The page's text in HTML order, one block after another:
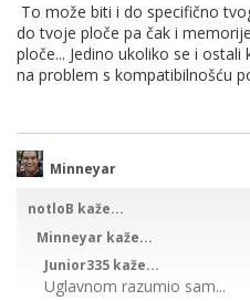
Dobio sam ryzen 7 5700x3d
kupiti, a na vecini pise da je
upgrade biosa... znaci
koja ima mogucnost
Mislim da vecina B550 ima
prije kupnje za konkretan
izbjegavao ASUS, jer na
spada ni s najnovijim
njega (RAM ne radi u dual
To može biti i do specifično
do tvoje ploče pa čak i
ploče... Jedino ukoliko se i
na problem s kompatibilnošću
Minneyar
notloB kaže...
Minneyar kaže...
Junior335 kaže...
Uglavnom razumio sam...